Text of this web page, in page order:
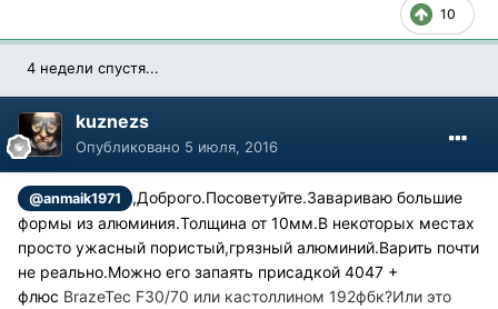
10
4 недели спустя...
kuznezs
Опубликовано 5 июля, 2016
@anmaik1971
,Доброго.Посоветуйте.Завариваю большие
формы из алюминия.Толщина от 10мм.В некоторых местах
просто ужасный пористый,грязный алюминий.Варить почти
не реально.Можно его запаять присадкой 4047 +
флюс BrazeTec F30/70 или кастоллином 192фбк?Или это